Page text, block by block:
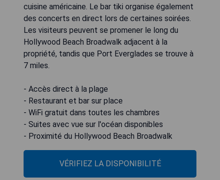
cuisine américaine. Le bar tiki organise également
des concerts en direct lors de certaines soirées.
Les visiteurs peuvent se promener le long du
Hollywood Beach Broadwalk adjacent à la
propriété, tandis que Port Everglades se trouve à
7 miles.
- Accès direct à la plage
- Restaurant et bar sur place
- WiFi gratuit dans toutes les chambres
- Suites avec vue sur l'océan disponibles
- Proximité du Hollywood Beach Broadwalk
VÉRIFIEZ LA DISPONIBILITÉ